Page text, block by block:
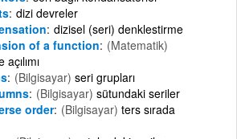
dizi devreler
dizisel (seri) denklestirme
of a function (Matematik)
(Bilgisayar) seri grupları
(Bilgisayar) sütundaki seriler
order (Bilgisayar) ters sırada